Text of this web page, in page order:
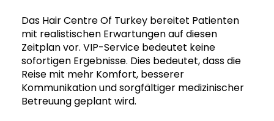
Das Hair Centre Of Turkey bereitet Patienten
mit realistischen Erwartungen auf diesen
Zeitplan vor. VIP-Service bedeutet keine
sofortigen Ergebnisse. Dies bedeutet, dass die
Reise mit mehr Komfort, besserer
Kommunikation und sorgfältiger medizinischer
Betreuung geplant wird.